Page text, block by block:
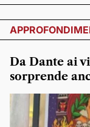
Da Dante ai
sorprende